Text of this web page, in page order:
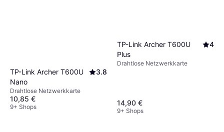
TP-Link Archer T600U
Nano
3.8
Drahtlose Netzwerkkarte
10,85 €
9+ Shops
TP-Link Archer T600U
Plus
4
Drahtlose Netzwerkkarte
14,90 €
9+ Shops